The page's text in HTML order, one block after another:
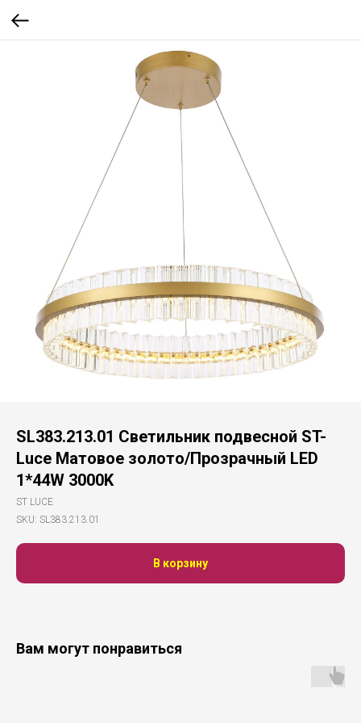
SL383.213.01 Светильник подвесной ST-
Luce Матовое золото/Прозрачный LED
1*44W 3000K
ST LUCE
SKU: SL383.213.01
В корзину
Вам могут понравиться